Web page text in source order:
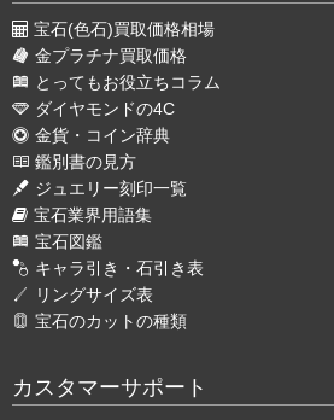
宝石(色石)買取価格相場
金プラチナ買取価格
とってもお役立ちコラム
ダイヤモンドの4C
金貨・コイン辞典
鑑別書の見方
ジュエリー刻印一覧
宝石業界用語集
宝石図鑑
キャラ引き・石引き表
リングサイズ表
宝石のカットの種類
カスタマーサポート